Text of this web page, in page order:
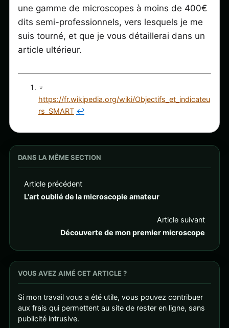
une gamme de microscopes à moins de 400€
dits semi-professionnels, vers lesquels je me
suis tourné, et que je vous détaillerai dans un
article ultérieur.
https://fr.wikipedia.org/wiki/Objectifs_et_indicateu
rs_SMART ↩︎
DANS LA MÊME SECTION
Article précédent
L'art oublié de la microscopie amateur
Article suivant
Découverte de mon premier microscope
VOUS AVEZ AIMÉ CET ARTICLE ?
Si mon travail vous a été utile, vous pouvez contribuer
aux frais qui permettent au site de rester en ligne, sans
publicité intrusive.